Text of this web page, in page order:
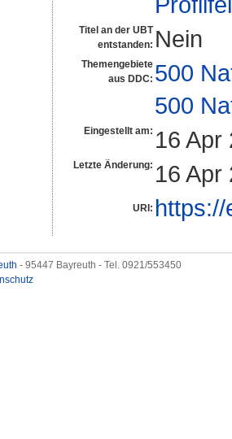
Titel an der UBT
entstanden: Nein
Themengebiete
aus DDC: 500
500
Eingestellt am: 16 Apr
Letzte Änderung: 16 Apr
URI:
- 95447 Bayreuth - Tel. 0921/553450